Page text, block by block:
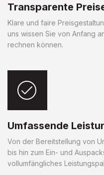
Transparente
Klare und faire
uns wissen Sie von Anfang
rechnen können.
Umfassende
Von der Bereitstellung von
bis hin zum Ein- und
vollumfängliches